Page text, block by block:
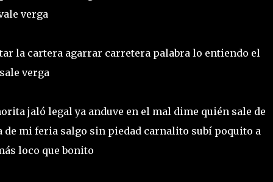
verga
la cartera agarrar carretera palabra lo entiendo el
verga
jaló legal ya anduve en el mal dime quién sale de
mi feria salgo sin piedad carnalito subí poquito a
loco que bonito